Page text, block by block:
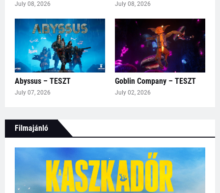
July 08, 2026 July 08, 2026
Abyssus – TESZT
July 07, 2026
Goblin Company – TESZT
July 02, 2026
Filmajánló